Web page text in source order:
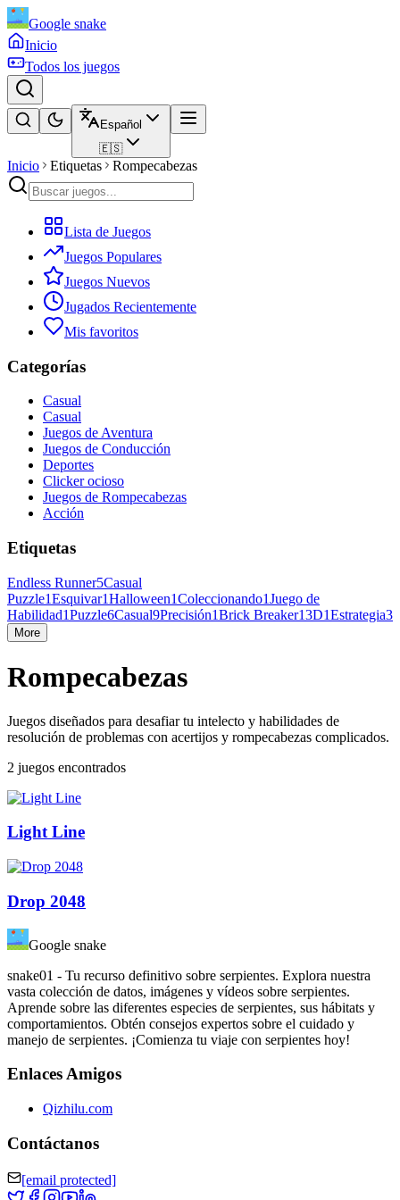
Google snake
Inicio
Todos los juegos
Español
🇪🇸
Inicio Etiquetas Rompecabezas
Lista de Juegos
Juegos Populares
Juegos Nuevos
Jugados Recientemente
Mis favoritos
Categorías
Casual
Casual
Juegos de Aventura
Juegos de Conducción
Deportes
Clicker ocioso
Juegos de Rompecabezas
Acción
Etiquetas
Endless Runner5Casual
Puzzle1Esquivar1Halloween1Coleccionando1Juego de
Habilidad1Puzzle6Casual9Precisión1Brick Breaker13D1Estrategia3
More
Rompecabezas
Juegos diseñados para desafiar tu intelecto y habilidades de
resolución de problemas con acertijos y rompecabezas complicados.
2 juegos encontrados
Light Line
Drop 2048
Google snake
snake01 - Tu recurso definitivo sobre serpientes. Explora nuestra
vasta colección de datos, imágenes y vídeos sobre serpientes.
Aprende sobre las diferentes especies de serpientes, sus hábitats y
comportamientos. Obtén consejos expertos sobre el cuidado y
manejo de serpientes. ¡Comienza tu viaje con serpientes hoy!
Enlaces Amigos
Qizhilu.com
Contáctanos
[email protected]